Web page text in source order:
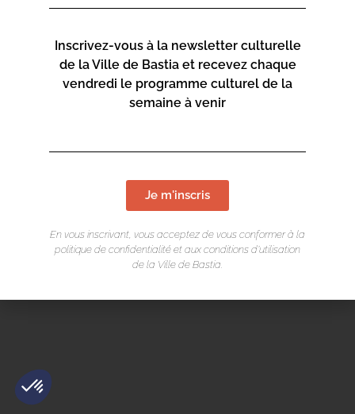
Mentions légales/Cookie/ Réalisation Corsicaweb
Inscrivez-vous à la newsletter culturelle
de la Ville de Bastia et recevez chaque
vendredi le programme culturel de la
semaine à venir
Je m'inscris
En vous inscrivant, vous acceptez de vous conformer à la
politique de confidentialité et aux conditions d’utilisation
de la Ville de Bastia.